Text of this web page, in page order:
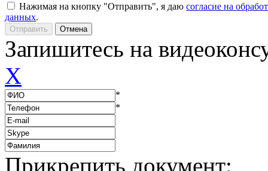
Нажимая на кнопку "Отправить", я даю согласие на
данных.
Запишитесь на
X
*
*
Прикрепить документ: